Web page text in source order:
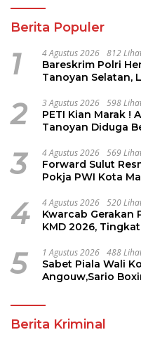
Berita Populer
1 4 Agustus 2026 812
Bareskrim Polri
Tanoyan Selatan,
2 3 Agustus 2026 598
PETI Kian Marak !
Tanoyan Diduga
3 4 Agustus 2026 569
Forward Sulut
Pokja PWI Kota
4 4 Agustus 2026 520
Kwarcab Gerakan
KMD 2026,
5 1 Agustus 2026 488
Sabet Piala Wali
Angouw,Sario
Berita Kriminal